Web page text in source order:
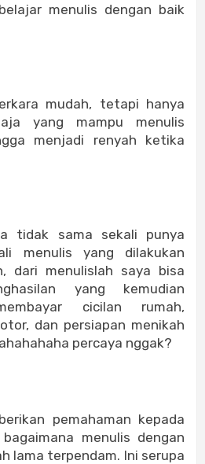
menulis dengan baik
mudah, tetapi hanya
yang mampu menulis
menjadi renyah ketika
tidak sama sekali punya
menulis yang dilakukan
dari menulislah saya bisa
yang kemudian
cicilan rumah,
dan persiapan menikah
percaya nggak?
pemahaman kepada
menulis dengan
lama terpendam. Ini serupa